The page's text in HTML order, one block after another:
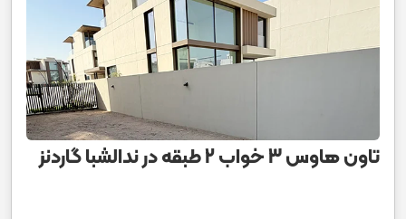
تاون هاوس 3 خواب 2 طبقه در ندالشبا گاردنز